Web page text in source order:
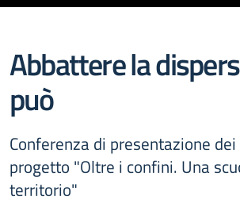
Abbattere la
può
Conferenza di presentazione
progetto "Oltre i confini. Una
territorio"